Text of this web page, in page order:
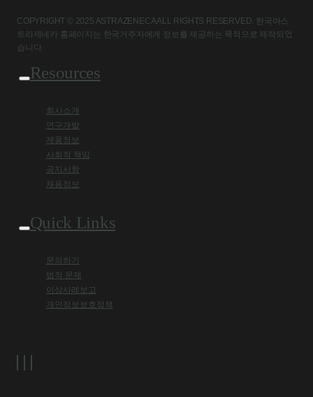
COPYRIGHT © 2025 ASTRAZENECA ALL RIGHTS RESERVED. 한국아스
트라제네카 홈페이지는 한국거주자에게 정보를 제공하는 목적으로 제작되었
습니다.
Resources
회사소개
연구개발
제품정보
사회적 책임
공지사항
채용정보
Quick Links
문의하기
법적 문제
이상사례보고
개인정보보호정책